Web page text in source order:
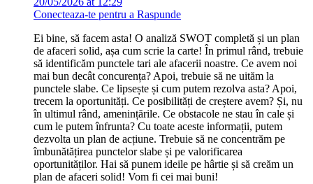
Conecteaza-te pentru a Raspunde
Ei bine, să facem asta! O analiză SWOT completă și un plan
de afaceri solid, așa cum scrie la carte! În primul rând, trebuie
să identificăm punctele tari ale afacerii noastre. Ce avem noi
mai bun decât concurența? Apoi, trebuie să ne uităm la
punctele slabe. Ce lipsește și cum putem rezolva asta? Apoi,
trecem la oportunități. Ce posibilități de creștere avem? Și, nu
în ultimul rând, amenințările. Ce obstacole ne stau în cale și
cum le putem înfrunta? Cu toate aceste informații, putem
dezvolta un plan de acțiune. Trebuie să ne concentrăm pe
îmbunătățirea punctelor slabe și pe valorificarea
oportunităților. Hai să punem ideile pe hârtie și să creăm un
plan de afaceri solid! Vom fi cei mai buni!